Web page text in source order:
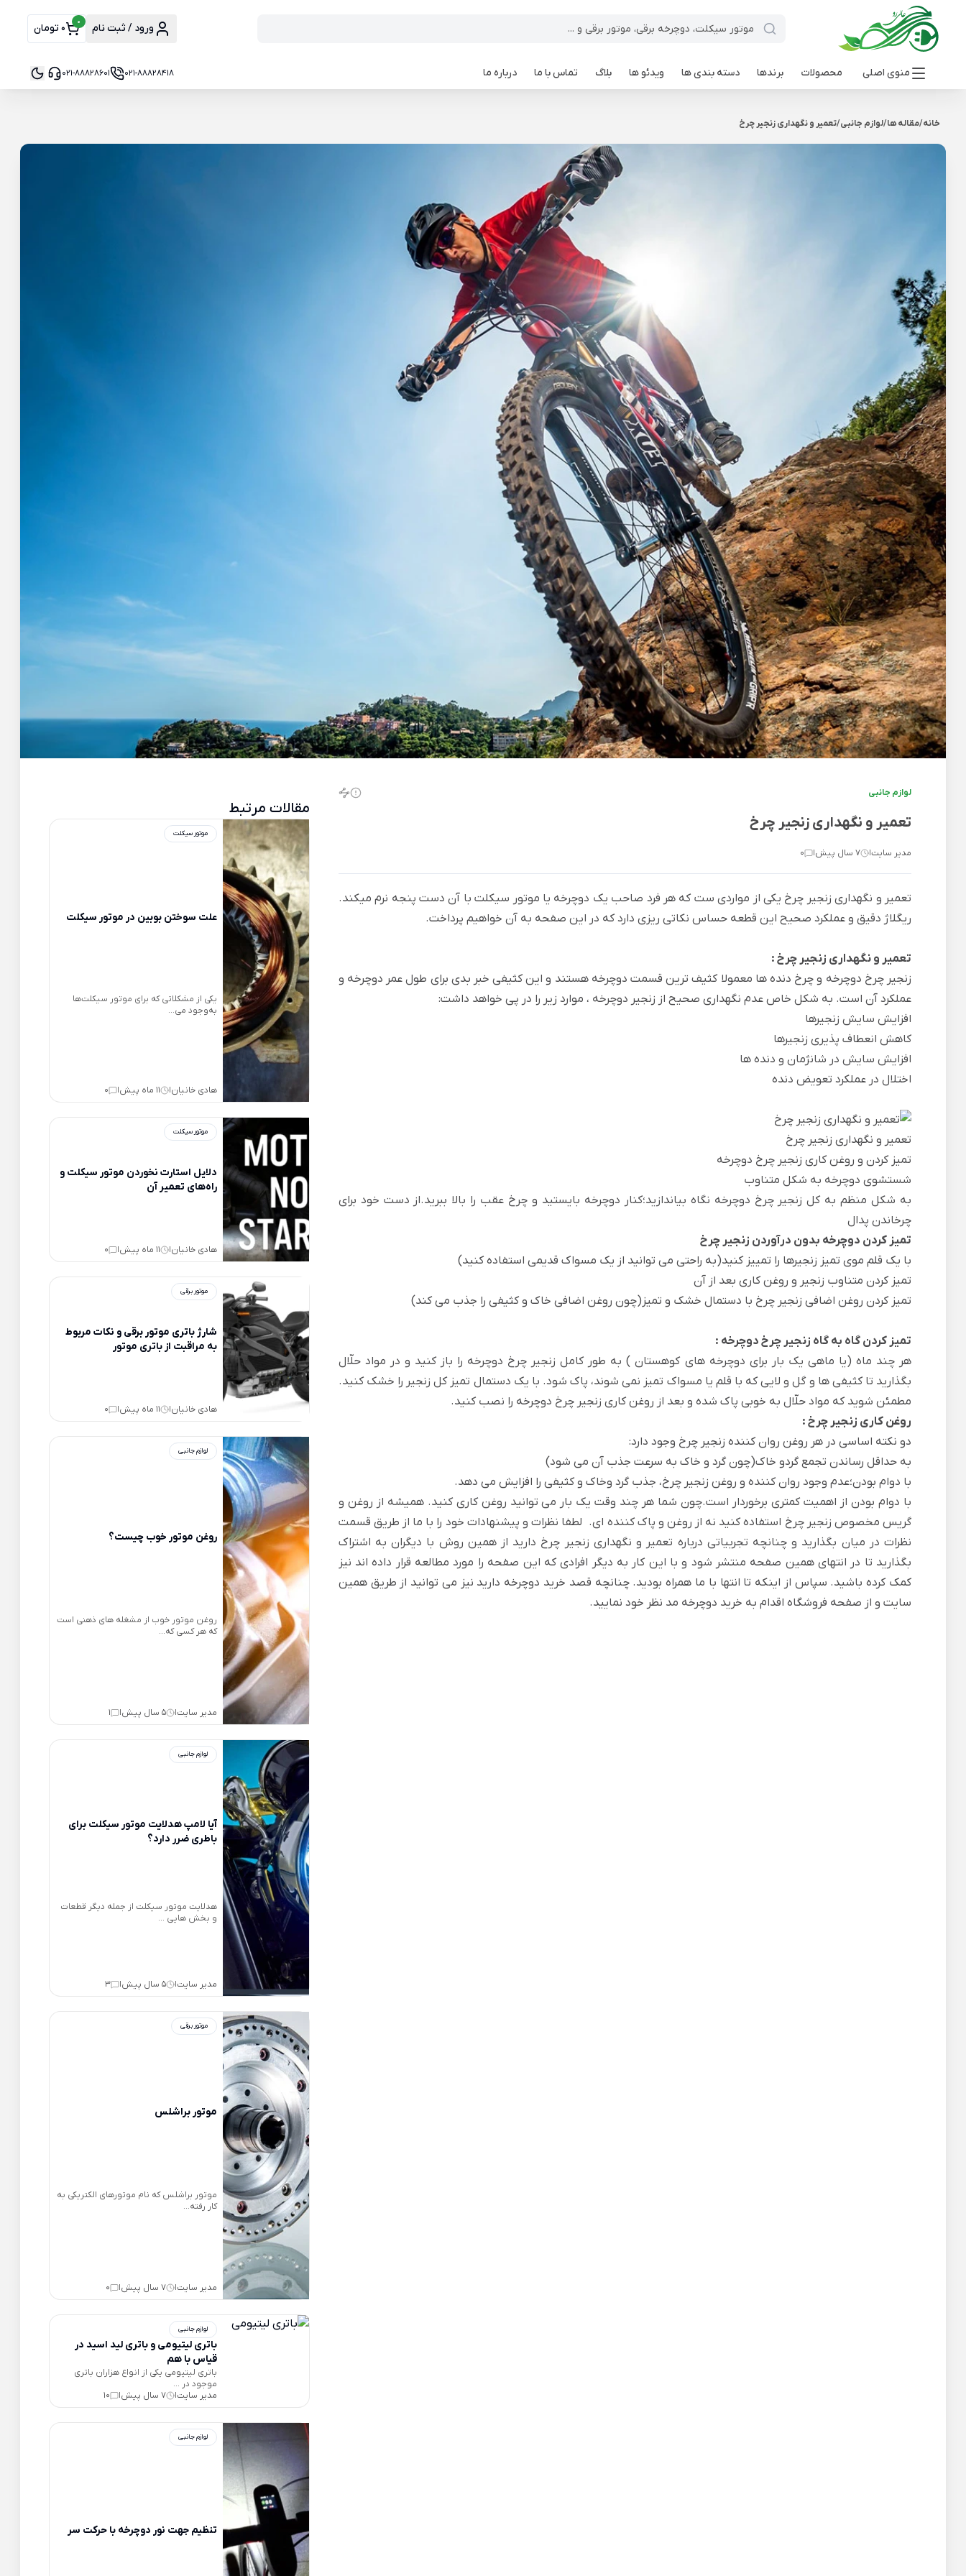
ورود / ثبت نام 0 0 تومان
منوی اصلی محصولات برندها دسته بندی ها ویدئو ها بلاگ تماس با ما درباره ما 021-88828418
021-88828601
خانه/مقاله ها/لوازم جانبی/تعمیر و نگهداری زنجیر چرخ
لوازم جانبی
تعمیر و نگهداری زنجیر چرخ
مدیر سایت 7 سال پیش 0
تعمیر و نگهداری زنجیر چرخ یکی از مواردی ست که هر فرد صاحب یک دوچرخه یا موتور سیکلت با آن دست پنجه نرم میکند.
ریگلاژ دقیق و عملکرد صحیح این قطعه حساس نکاتی ریزی دارد که در این صفحه به آن خواهیم پرداخت.
تعمیر و نگهداری زنجیر چرخ :
زنجیر چرخ دوچرخه و چرخ دنده ها معمولا کثیف ترین قسمت دوچرخه هستند و این کثیفی خبر بدی برای طول عمر دوچرخه و
عملکرد آن است. به شکل خاص عدم نگهداری صحیح از زنجیر دوچرخه ، موارد زیر را در پی خواهد داشت:
افزایش سایش زنجیرها
کاهش انعطاف پذیری زنجیرها
افزایش سایش در شانژمان و دنده ها
اختلال در عملکرد تعویض دنده
تعمیر و نگهداری زنجیر چرخ
تمیز کردن و روغن کاری زنجیر چرخ دوچرخه
شستشوی دوچرخه به شکل متناوب
به شکل منظم به کل زنجیر چرخ دوچرخه نگاه بیاندازید؛کنار دوچرخه بایستید و چرخ عقب را بالا ببرید.از دست خود برای
چرخاندن پدال
تمیز کردن دوچرخه بدون درآوردن زنجیر چرخ
با یک قلم موی تمیز زنجیرها را تمییز کنید(به راحتی می توانید از یک مسواک قدیمی استفاده کنید)
تمیز کردن متناوب زنجیر و روغن کاری بعد از آن
تمیز کردن روغن اضافی زنجیر چرخ با دستمال خشک و تمیز(چون روغن اضافی خاک و کثیفی را جذب می کند)
تمیز کردن گاه به گاه زنجیر چرخ دوچرخه :
هر چند ماه (یا ماهی یک بار برای دوچرخه های کوهستان) به طور کامل زنجیر چرخ دوچرخه را باز کنید و در مواد حلّال
بگذارید تا کثیفی ها و گل و لایی که با قلم یا مسواک تمیز نمی شوند، پاک شود. با یک دستمال تمیز کل زنجیر را خشک کنید.
مطمئن شوید که مواد حلّال به خوبی پاک شده و بعد از روغن کاری زنجیر چرخ دوچرخه را نصب کنید.
روغن کاری زنجیر چرخ :
دو نکته اساسی در هر روغن روان کننده زنجیر چرخ وجود دارد:
به حداقل رساندن تجمع گردو خاک(چون گرد و خاک به سرعت جذب آن می شود)
با دوام بودن؛عدم وجود روان کننده و روغن زنجیر چرخ، جذب گرد وخاک و کثیفی را افزایش می دهد.
با دوام بودن از اهمیت کمتری برخوردار است.چون شما هر چند وقت یک بار می توانید روغن کاری کنید. همیشه از روغن و
گریس مخصوص زنجیر چرخ استفاده کنید نه از روغن و پاک کننده ای. لطفا نظرات و پیشنهادات خود را با ما از طریق قسمت
نظرات در میان بگذارید و چنانچه تجربیاتی درباره تعمیر و نگهداری زنجیر چرخ دارید از همین روش با دیگران به اشتراک
بگذارید تا در انتهای همین صفحه منتشر شود و با این کار به دیگر افرادی که این صفحه را مورد مطالعه قرار داده اند نیز
کمک کرده باشید. سپاس از اینکه تا انتها با ما همراه بودید. چنانچه قصد خرید دوچرخه دارید نیز می توانید از طریق همین
سایت و از صفحه فروشگاه اقدام به خرید دوچرخه مد نظر خود نمایید.
مقالات مرتبط
موتور سیکلت
علت سوختن بوبین در موتور سیکلت
یکی از مشکلاتی که برای موتور سیکلت‌ها
به‌وجود می‌...
هادی خانیان | 11 ماه پیش |
0
موتور سیکلت
دلایل استارت نخوردن موتور سیکلت و
راه‌های تعمیر آن
هادی خانیان | 11 ماه پیش |
0
موتور برقی
شارژ باتری موتور برقی و نکات مربوط
به مراقبت از باتری موتور
هادی خانیان | 11 ماه پیش |
0
لوازم جانبی
روغن موتور خوب چیست؟
روغن موتور خوب از مشغله های ذهنی است
که هر کسی که...
مدیر سایت | 5 سال پیش |
1
لوازم جانبی
آیا لامپ هدلایت موتور سیکلت برای
باطری ضرر دارد؟
هدلایت موتور سیکلت از جمله دیگر قطعات
و بخش هایی ...
مدیر سایت | 5 سال پیش |
3
موتور برقی
موتور براشلس
موتور براشلس که نام موتورهای الکتریکی به
کار رفته...
مدیر سایت | 7 سال پیش |
0
لوازم جانبی
باتری لیتیومی و باتری لید اسید در
قیاس با هم
باتری لیتیومی یکی از انواع هزاران باتری
موجود در ...
مدیر سایت | 7 سال پیش |
10
لوازم جانبی
تنظیم جهت نور دوچرخه با حرکت سر